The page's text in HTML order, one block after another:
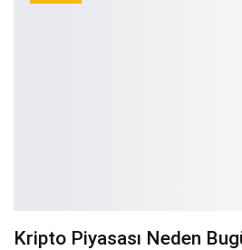
Kripto Piyasası Neden